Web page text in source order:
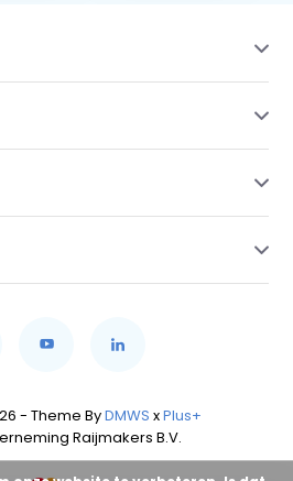
- Theme ByDMWS xPlus+
Raijmakers B.V.